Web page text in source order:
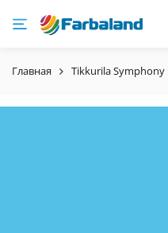
Главная Tikkurila Symphony